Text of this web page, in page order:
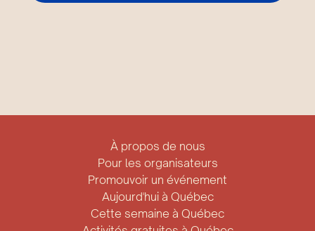
À propos de nous
Pour les organisateurs
Promouvoir un événement
Aujourd'hui à Québec
Cette semaine à Québec